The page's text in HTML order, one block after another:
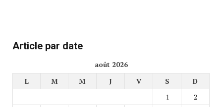
Article par date
août 2026
L
M M J V S
D
1
2